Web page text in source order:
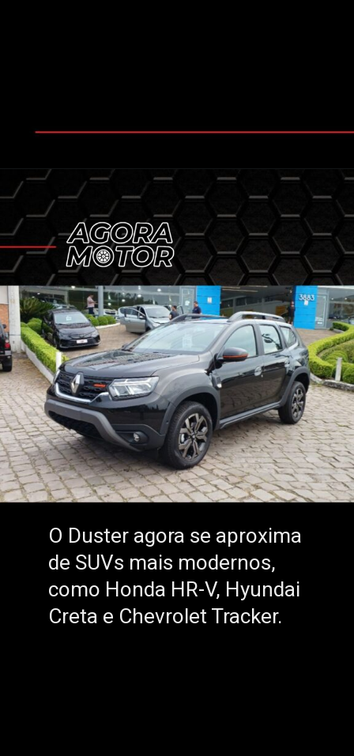
O Duster agora se aproxima
de SUVs mais modernos,
como Honda HR-V, Hyundai
Creta e Chevrolet Tracker.
O Duster agora se aproxima
de SUVs mais modernos,
como Honda HR-V, Hyundai
Creta e Chevrolet Tracker.